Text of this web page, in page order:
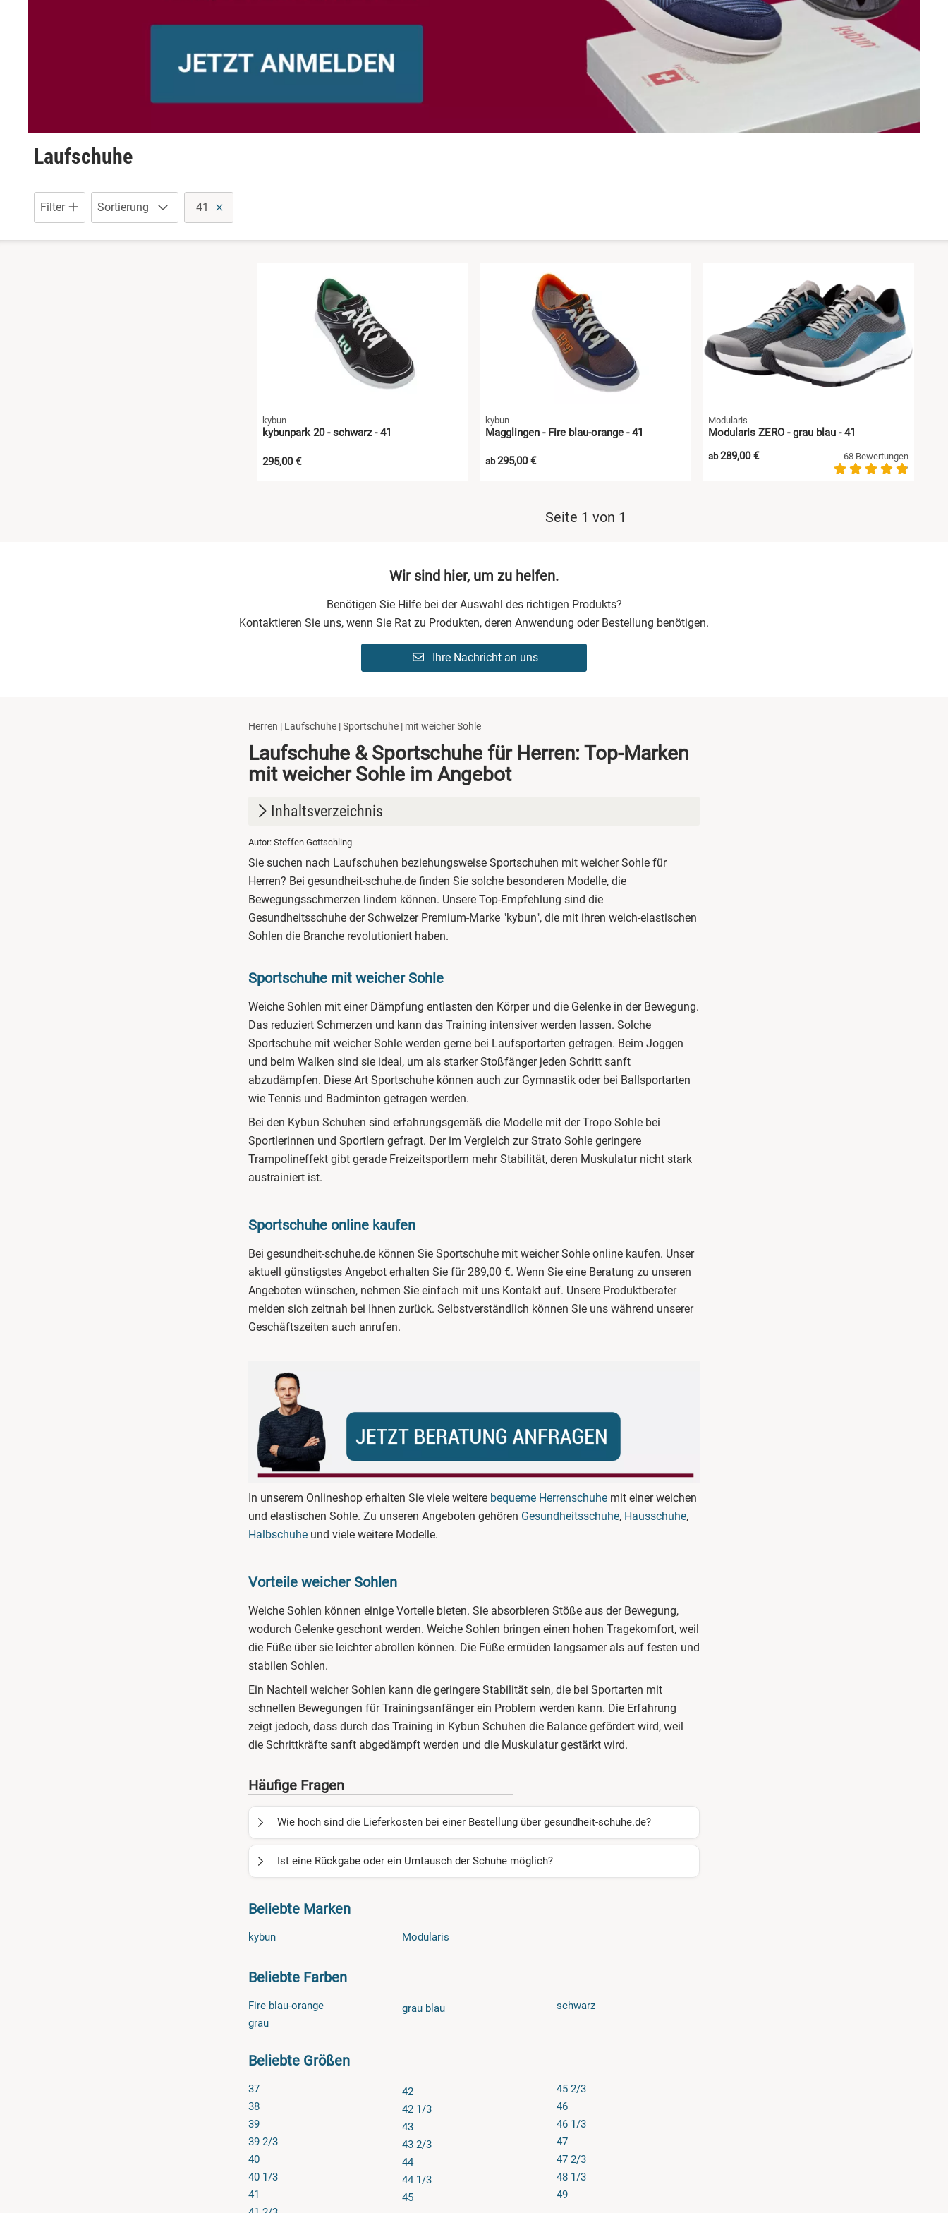
Laufschuhe
Filter Sortierung 41
kybun
kybunpark 20 - schwarz - 41
295,00 €
kybun
Magglingen - Fire blau-orange - 41
ab295,00 €
Modularis
Modularis ZERO - grau blau - 41
ab289,00 € 68 Bewertungen
Seite 1 von 1
Wir sind hier, um zu helfen.
Benötigen Sie Hilfe bei der Auswahl des richtigen Produkts?
Kontaktieren Sie uns, wenn Sie Rat zu Produkten, deren Anwendung oder Bestellung benötigen.
Ihre Nachricht an uns
Herren | Laufschuhe | Sportschuhe | mit weicher Sohle
Laufschuhe & Sportschuhe für Herren: Top-Marken
mit weicher Sohle im Angebot
Inhaltsverzeichnis
1. Sportschuhe mit weicher Sohle
2. Sportschuhe online kaufen
3. Vorteile weicher Sohlen
Autor: Steffen Gottschling
Sie suchen nach Laufschuhen beziehungsweise Sportschuhen mit weicher Sohle für
Herren? Bei gesundheit-schuhe.de finden Sie solche besonderen Modelle, die
Bewegungsschmerzen lindern können. Unsere Top-Empfehlung sind die
Gesundheitsschuhe der Schweizer Premium-Marke "kybun", die mit ihren weich-elastischen
Sohlen die Branche revolutioniert haben.
Sportschuhe mit weicher Sohle
Weiche Sohlen mit einer Dämpfung entlasten den Körper und die Gelenke in der Bewegung.
Das reduziert Schmerzen und kann das Training intensiver werden lassen. Solche
Sportschuhe mit weicher Sohle werden gerne bei Laufsportarten getragen. Beim Joggen
und beim Walken sind sie ideal, um als starker Stoßfänger jeden Schritt sanft
abzudämpfen. Diese Art Sportschuhe können auch zur Gymnastik oder bei Ballsportarten
wie Tennis und Badminton getragen werden.
Bei den Kybun Schuhen sind erfahrungsgemäß die Modelle mit der Tropo Sohle bei
Sportlerinnen und Sportlern gefragt. Der im Vergleich zur Strato Sohle geringere
Trampolineffekt gibt gerade Freizeitsportlern mehr Stabilität, deren Muskulatur nicht stark
austrainiert ist.
Sportschuhe online kaufen
Bei gesundheit-schuhe.de können Sie Sportschuhe mit weicher Sohle online kaufen. Unser
aktuell günstigstes Angebot erhalten Sie für 289,00 €. Wenn Sie eine Beratung zu unseren
Angeboten wünschen, nehmen Sie einfach mit uns Kontakt auf. Unsere Produktberater
melden sich zeitnah bei Ihnen zurück. Selbstverständlich können Sie uns während unserer
Geschäftszeiten auch anrufen.
In unserem Onlineshop erhalten Sie viele weitere bequeme Herrenschuhe mit einer weichen
und elastischen Sohle. Zu unseren Angeboten gehören Gesundheitsschuhe, Hausschuhe,
Halbschuhe und viele weitere Modelle.
Vorteile weicher Sohlen
Weiche Sohlen können einige Vorteile bieten. Sie absorbieren Stöße aus der Bewegung,
wodurch Gelenke geschont werden. Weiche Sohlen bringen einen hohen Tragekomfort, weil
die Füße über sie leichter abrollen können. Die Füße ermüden langsamer als auf festen und
stabilen Sohlen.
Ein Nachteil weicher Sohlen kann die geringere Stabilität sein, die bei Sportarten mit
schnellen Bewegungen für Trainingsanfänger ein Problem werden kann. Die Erfahrung
zeigt jedoch, dass durch das Training in Kybun Schuhen die Balance gefördert wird, weil
die Schrittkräfte sanft abgedämpft werden und die Muskulatur gestärkt wird.
Häufige Fragen
Wie hoch sind die Lieferkosten bei einer Bestellung über gesundheit-schuhe.de?
Für die Kybun Schuhe aus unserem Sortiment berechnen wir unseren Kundinnen und
Ist eine Rückgabe oder ein Umtausch der Schuhe möglich?
gesundheit-schuhe.de haben Sie ein 14-tägiges Rückgaberecht. Bitte melden Sie sich bei
den Umtausch organisieren wir gerne für Sie.
Beliebte Marken
kybun Modularis
Beliebte Farben
Fire blau-orange
grau
grau blau schwarz
Beliebte Größen
37
38
39
39 2/3
40
40 1/3
41
42
42 1/3
43
43 2/3
44
44 1/3
45
45 2/3
46
46 1/3
47
47 2/3
48 1/3
49